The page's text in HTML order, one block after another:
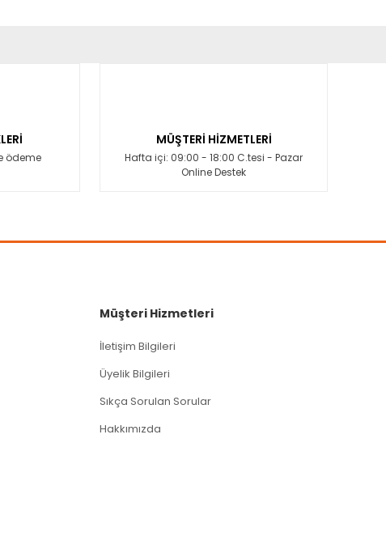
ödeme
MÜŞTERİ HİZMETLERİ
Hafta içi: 09:00 - 18:00 C.tesi - Pazar
Online Destek
Müşteri Hizmetleri
İletişim Bilgileri
Üyelik Bilgileri
Sıkça Sorulan Sorular
Hakkımızda